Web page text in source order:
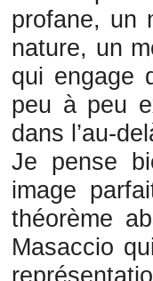
profane, un
nature, un
qui engage
peu à peu
dans l’au-
Je pense
image
théorème
Masaccio